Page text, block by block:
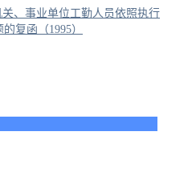
、事业单位工勤人员依照执行
复函（1995）